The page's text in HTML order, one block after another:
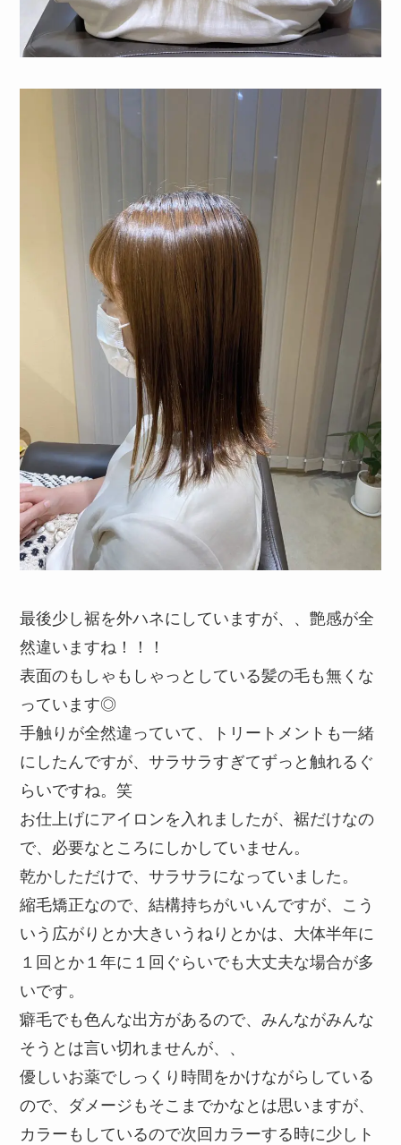
最後少し裾を外ハネにしていますが、、艶感が全
然違いますね！！！
表面のもしゃもしゃっとしている髪の毛も無くな
っています◎
手触りが全然違っていて、トリートメントも一緒
にしたんですが、サラサラすぎてずっと触れるぐ
らいですね。笑
お仕上げにアイロンを入れましたが、裾だけなの
で、必要なところにしかしていません。
乾かしただけで、サラサラになっていました。
縮毛矯正なので、結構持ちがいいんですが、こう
いう広がりとか大きいうねりとかは、大体半年に
１回とか１年に１回ぐらいでも大丈夫な場合が多
いです。
癖毛でも色んな出方があるので、みんながみんな
そうとは言い切れませんが、、
優しいお薬でしっくり時間をかけながらしている
ので、ダメージもそこまでかなとは思いますが、
カラーもしているので次回カラーする時に少しト